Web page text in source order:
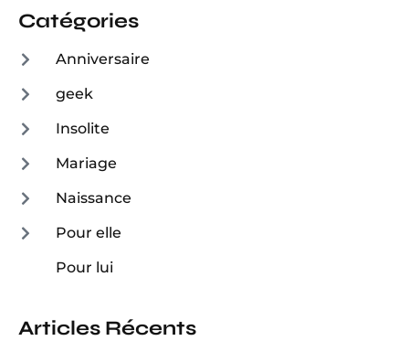
Catégories
Anniversaire
geek
Insolite
Mariage
Naissance
Pour elle
Pour lui
Articles Récents